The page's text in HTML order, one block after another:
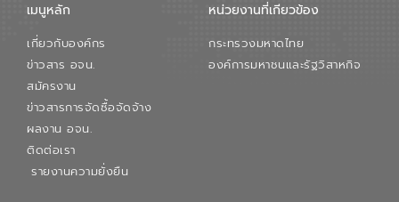
สมดุลทางเศรษฐกิจและสิ่งแวดล้อมได้อย่าง
ภาคเอกชนในครั้งนี้ นับเป็นก้าวสำคัญของ
องค์การจัดการน้ำเสีย (อจน.) ในการร่วมวาง
เมนูหลัก
เกี่ยวกับองค์กร
ข่าวสาร อจน.
สมัครงาน
ข่าวสารการจัดซื้อจัดจ้าง
ผลงาน อจน.
ติดต่อเรา
รายงานความยั่งยืน
หน่วยงานที่เกียวข้อง
กระทรวงมหาดไทย
องค์การมหาชนและรัฐวิสาหกิจ